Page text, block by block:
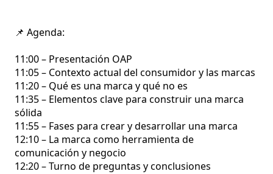
📌 Agenda:
11:00 – Presentación OAP
11:05 – Contexto actual del consumidor y las marcas
11:20 – Qué es una marca y qué no es
11:35 – Elementos clave para construir una marca
sólida
11:55 – Fases para crear y desarrollar una marca
12:10 – La marca como herramienta de
comunicación y negocio
12:20 – Turno de preguntas y conclusiones